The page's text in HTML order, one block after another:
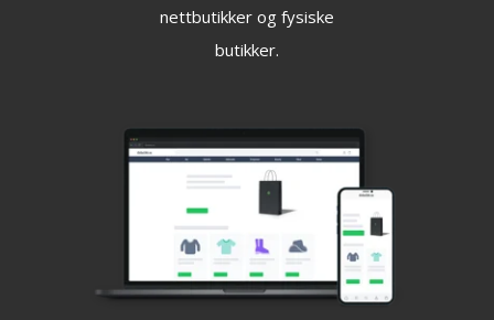
nettbutikker og fysiske
butikker.